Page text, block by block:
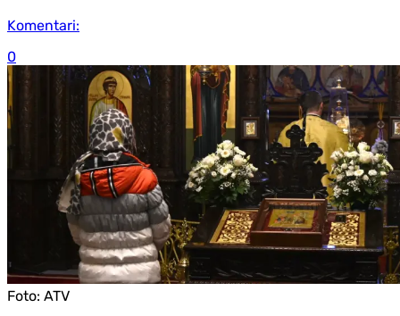
Komentari:
0
Foto: ATV